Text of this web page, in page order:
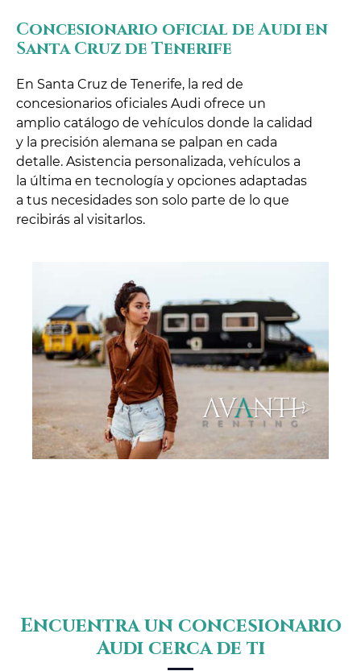
Concesionario oficial de Audi en
Santa Cruz de Tenerife
En Santa Cruz de Tenerife, la red de
concesionarios oficiales Audi ofrece un
amplio catálogo de vehículos donde la calidad
y la precisión alemana se palpan en cada
detalle. Asistencia personalizada, vehículos a
la última en tecnología y opciones adaptadas
a tus necesidades son solo parte de lo que
recibirás al visitarlos.
Encuentra un concesionario
Audi cerca de ti